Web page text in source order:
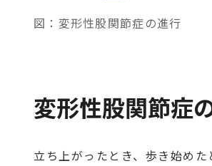
図：変形性股関節症の進行
変形性股関節症
立ち上がったとき、歩き始め